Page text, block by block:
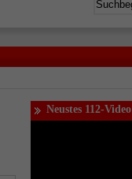
Neustes 112-Video